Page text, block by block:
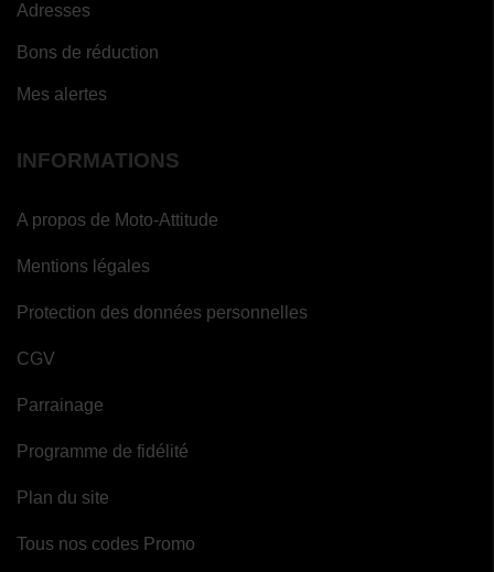
Adresses
Bons de réduction
Mes alertes
INFORMATIONS
A propos de Moto-Attitude
Mentions légales
Protection des données personnelles
CGV
Parrainage
Programme de fidélité
Plan du site
Tous nos codes Promo